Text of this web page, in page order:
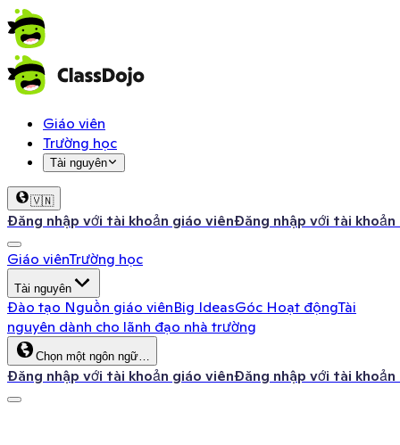
Giáo viên
Trường học
Tài nguyên
🇻🇳
Đăng nhập với tài khoản giáo viênĐăng nhập với tài khoản
Giáo viênTrường học
Tài nguyên
Đào tạo Nguồn giáo viênBig IdeasGóc Hoạt độngTài
nguyên dành cho lãnh đạo nhà trường
Chọn một ngôn ngữ…
Đăng nhập với tài khoản giáo viênĐăng nhập với tài khoản